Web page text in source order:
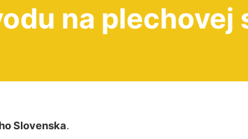
na plechovej
Slovenska.